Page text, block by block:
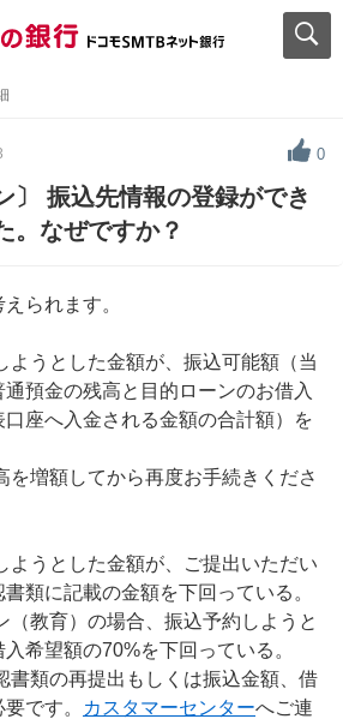
0
〕 振込先情報の登録ができ
。なぜですか？
られます。
ようとした金額が、振込可能額（当
預金の残高と目的ローンのお借入
口座へ入金される金額の合計額）を
増額してから再度お手続きくださ
ようとした金額が、ご提出いただい
類に記載の金額を下回っている。
（教育）の場合、振込予約しようと
希望額の70%を下回っている。
書類の再提出もしくは振込金額、借
です。
カスタマーセンターへご連